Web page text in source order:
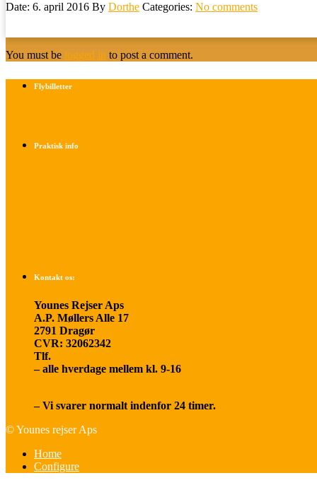
Date: 6. april 2016 By Dorthe Categories: No comments
You must be logged in to post a comment.
Flybilletter
Praktisk info
Kontakt os:
Younes Rejser Aps
A.P. Møllers Alle 17
2791 Dragør
CVR: 32062342
Tlf.
– alle hverdage mellem kl. 9-16
– Vi svarer normalt indenfor 24 timer.
© Younes rejser Aps
Home
Configure